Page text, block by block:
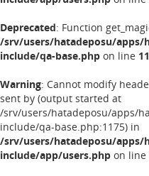
Deprecated: Function
/srv/users/hatadeposu/apps/
include/qa-base.php on line
Warning: Cannot modify
sent by (output started at
/srv/users/hatadeposu/apps/
include/qa-base.php:1175) in
/srv/users/hatadeposu/apps/
include/app/users.php on line